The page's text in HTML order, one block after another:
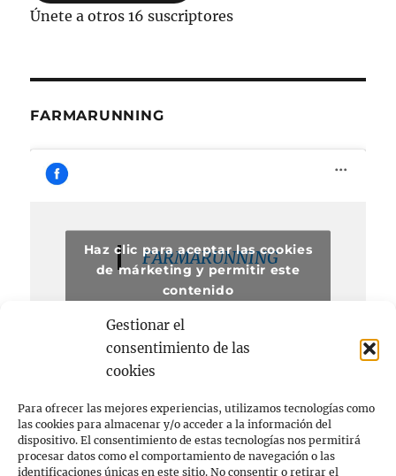
Gestionar el
consentimiento de las
cookies
Para ofrecer las mejores experiencias, utilizamos tecnologías como
las cookies para almacenar y/o acceder a la información del
dispositivo. El consentimiento de estas tecnologías nos permitirá
procesar datos como el comportamiento de navegación o las
identificaciones únicas en este sitio. No consentir o retirar el
Únete a otros 16 suscriptores
FARMARUNNING
FARMARUNNING
Haz clic para aceptar las cookies
de márketing y permitir este
contenido
Acerca de